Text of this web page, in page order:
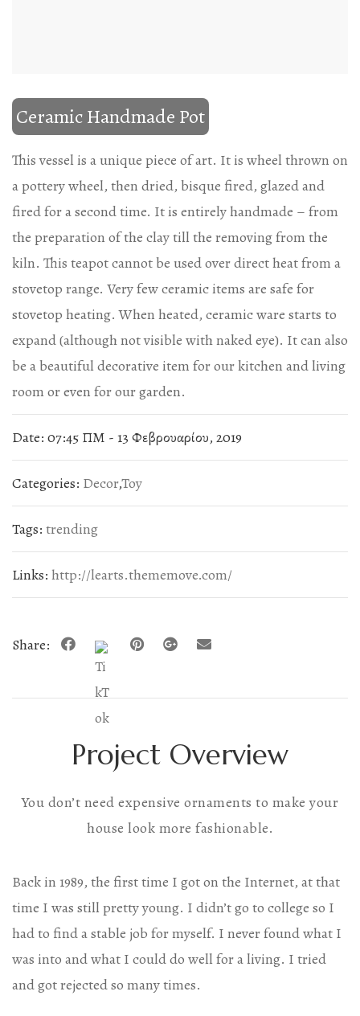
Ceramic Handmade Pot
This vessel is a unique piece of art. It is wheel thrown on
a pottery wheel, then dried, bisque fired, glazed and
fired for a second time. It is entirely handmade – from
the preparation of the clay till the removing from the
kiln. This teapot cannot be used over direct heat from a
stovetop range. Very few ceramic items are safe for
stovetop heating. When heated, ceramic ware starts to
expand (although not visible with naked eye). It can also
be a beautiful decorative item for our kitchen and living
room or even for our garden.
Date: 07:45 ΠΜ - 13 Φεβρουαρίου, 2019
Categories: Decor,Toy
Tags: trending
Links: http://learts.thememove.com/
Share:
Project Overview
You don’t need expensive ornaments to make your
house look more fashionable.
Back in 1989, the first time I got on the Internet, at that
time I was still pretty young. I didn’t go to college so I
had to find a stable job for myself. I never found what I
was into and what I could do well for a living. I tried
and got rejected so many times.